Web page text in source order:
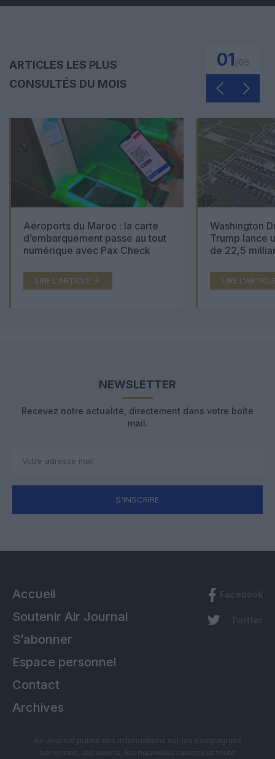
ARTICLES LES PLUS
CONSULTÉS DU MOIS
01
Aéroports du Maroc : la carte
d’embarquement passe au tout
numérique avec Pax Check
LIRE L'ARTICLE
Washington
Trump lance
de 22,5
LIRE
NEWSLETTER
Recevez notre actualité, directement dans votre boîte
mail.
S'INSCRIRE
Accueil
Soutenir Air Journal
S’abonner
Espace personnel
Contact
Archives